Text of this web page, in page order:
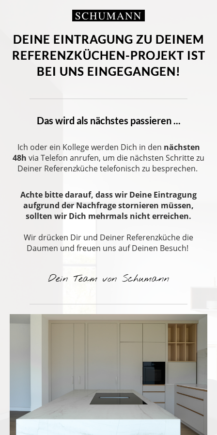
DEINE EINTRAGUNG ZU DEINEM
REFERENZKÜCHEN-PROJEKT IST
BEI UNS EINGEGANGEN!
Das wird als nächstes passieren ...
Ich oder ein Kollege werden Dich in den nächsten
48h via Telefon anrufen, um die nächsten Schritte zu
Deiner Referenzküche telefonisch zu besprechen.
Achte bitte darauf, dass wir Deine Eintragung
aufgrund der Nachfrage stornieren müssen,
sollten wir Dich mehrmals nicht erreichen.
Wir drücken Dir und Deiner Referenzküche die
Daumen und freuen uns auf Deinen Besuch!
Dein Team von Schumann